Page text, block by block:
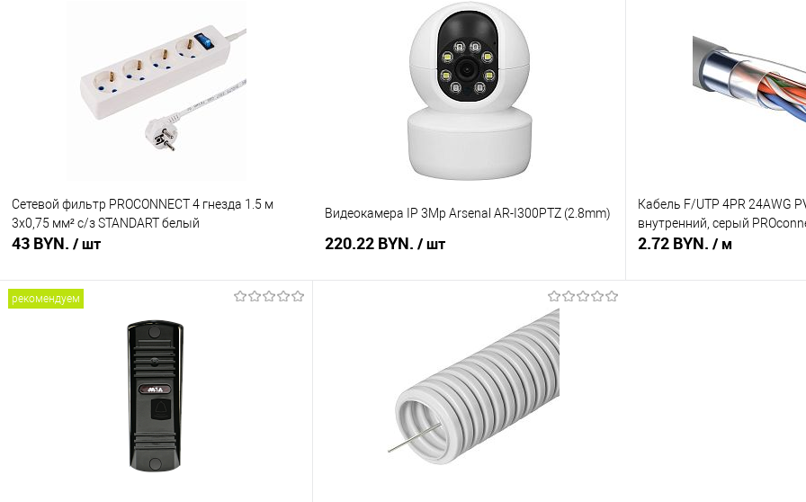
Сравнение
В наличии
В корзину
Купить в 1 клик
Сравнение
В наличии
Купить в 1 клик
В избранное
Сетевой фильтр PROCONNECT 4 гнезда 1.5 м
3х0,75 мм² с/з STANDART белый
43 BYN. / шт
В корзину
Сравнение
В наличии
Видеокамера IP 3Mp Arsenal AR-I300PTZ (2.8mm)
220.22 BYN. / шт
Сравнение
В наличии
Кабель F/UTP 4PR 24AWG
внутренний, серый
2.72 BYN. / м
рекомендуем